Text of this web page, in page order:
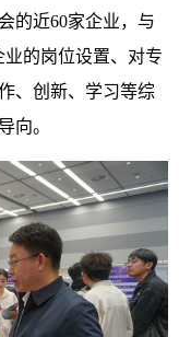
的近60家企业，与
的岗位设置、对专
、创新、学习等综
向。